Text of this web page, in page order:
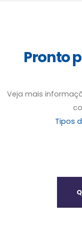
Pronto
Veja mais
Tipos